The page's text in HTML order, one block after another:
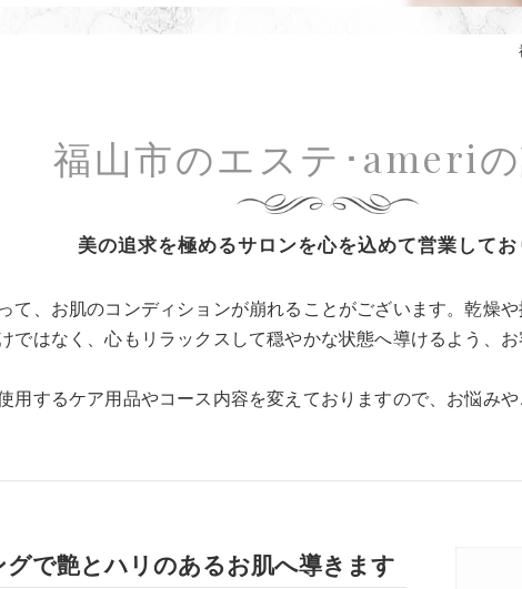
美の追求を極めるサロンを心を込めて営業してお
福山市のエステ･ameri
て、お肌のコンディションが崩れることがございます。乾燥
ではなく、心もリラックスして穏やかな状態へ導けるよう、
用するケア用品やコース内容を変えておりますので、お悩み
で艶とハリのあるお肌へ導きます